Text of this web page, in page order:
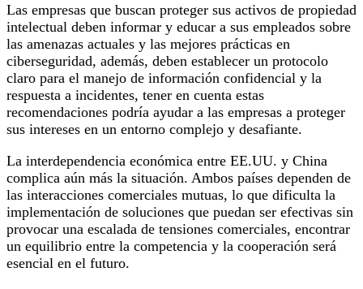
Las empresas que buscan proteger sus activos de propiedad
intelectual deben informar y educar a sus empleados sobre
las amenazas actuales y las mejores prácticas en
ciberseguridad, además, deben establecer un protocolo
claro para el manejo de información confidencial y la
respuesta a incidentes, tener en cuenta estas
recomendaciones podría ayudar a las empresas a proteger
sus intereses en un entorno complejo y desafiante.
La interdependencia económica entre EE.UU. y China
complica aún más la situación. Ambos países dependen de
las interacciones comerciales mutuas, lo que dificulta la
implementación de soluciones que puedan ser efectivas sin
provocar una escalada de tensiones comerciales, encontrar
un equilibrio entre la competencia y la cooperación será
esencial en el futuro.